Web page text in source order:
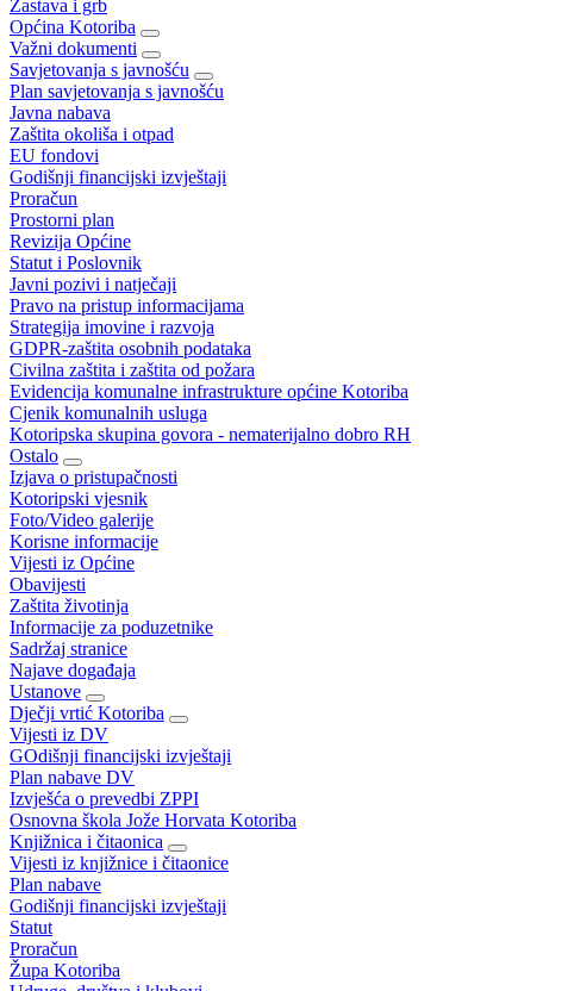
Zastava i grb
Općina Kotoriba
Važni dokumenti
Savjetovanja s javnošću
Plan savjetovanja s javnošću
Javna nabava
Zaštita okoliša i otpad
EU fondovi
Godišnji financijski izvještaji
Proračun
Prostorni plan
Revizija Općine
Statut i Poslovnik
Javni pozivi i natječaji
Pravo na pristup informacijama
Strategija imovine i razvoja
GDPR-zaštita osobnih podataka
Civilna zaštita i zaštita od požara
Evidencija komunalne infrastrukture općine Kotoriba
Cjenik komunalnih usluga
Kotoripska skupina govora - nematerijalno dobro RH
Ostalo
Izjava o pristupačnosti
Kotoripski vjesnik
Foto/Video galerije
Korisne informacije
Vijesti iz Općine
Obavijesti
Zaštita životinja
Informacije za poduzetnike
Sadržaj stranice
Najave događaja
Ustanove
Dječji vrtić Kotoriba
Vijesti iz DV
GOdišnji financijski izvještaji
Plan nabave DV
Izvješća o prevedbi ZPPI
Osnovna škola Jože Horvata Kotoriba
Knjižnica i čitaonica
Vijesti iz knjižnice i čitaonice
Plan nabave
Godišnji financijski izvještaji
Statut
Proračun
Župa Kotoriba